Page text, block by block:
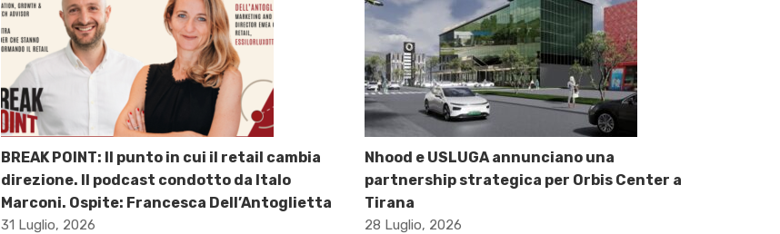
BREAK POINT: Il punto in cui il retail cambia
direzione. Il podcast condotto da Italo
Marconi. Ospite: Francesca Dell’Antoglietta
31 Luglio, 2026
Nhood e USLUGA annunciano una
partnership strategica per Orbis Center a
Tirana
28 Luglio, 2026